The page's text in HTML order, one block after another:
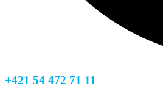
+421 54 472 71 11